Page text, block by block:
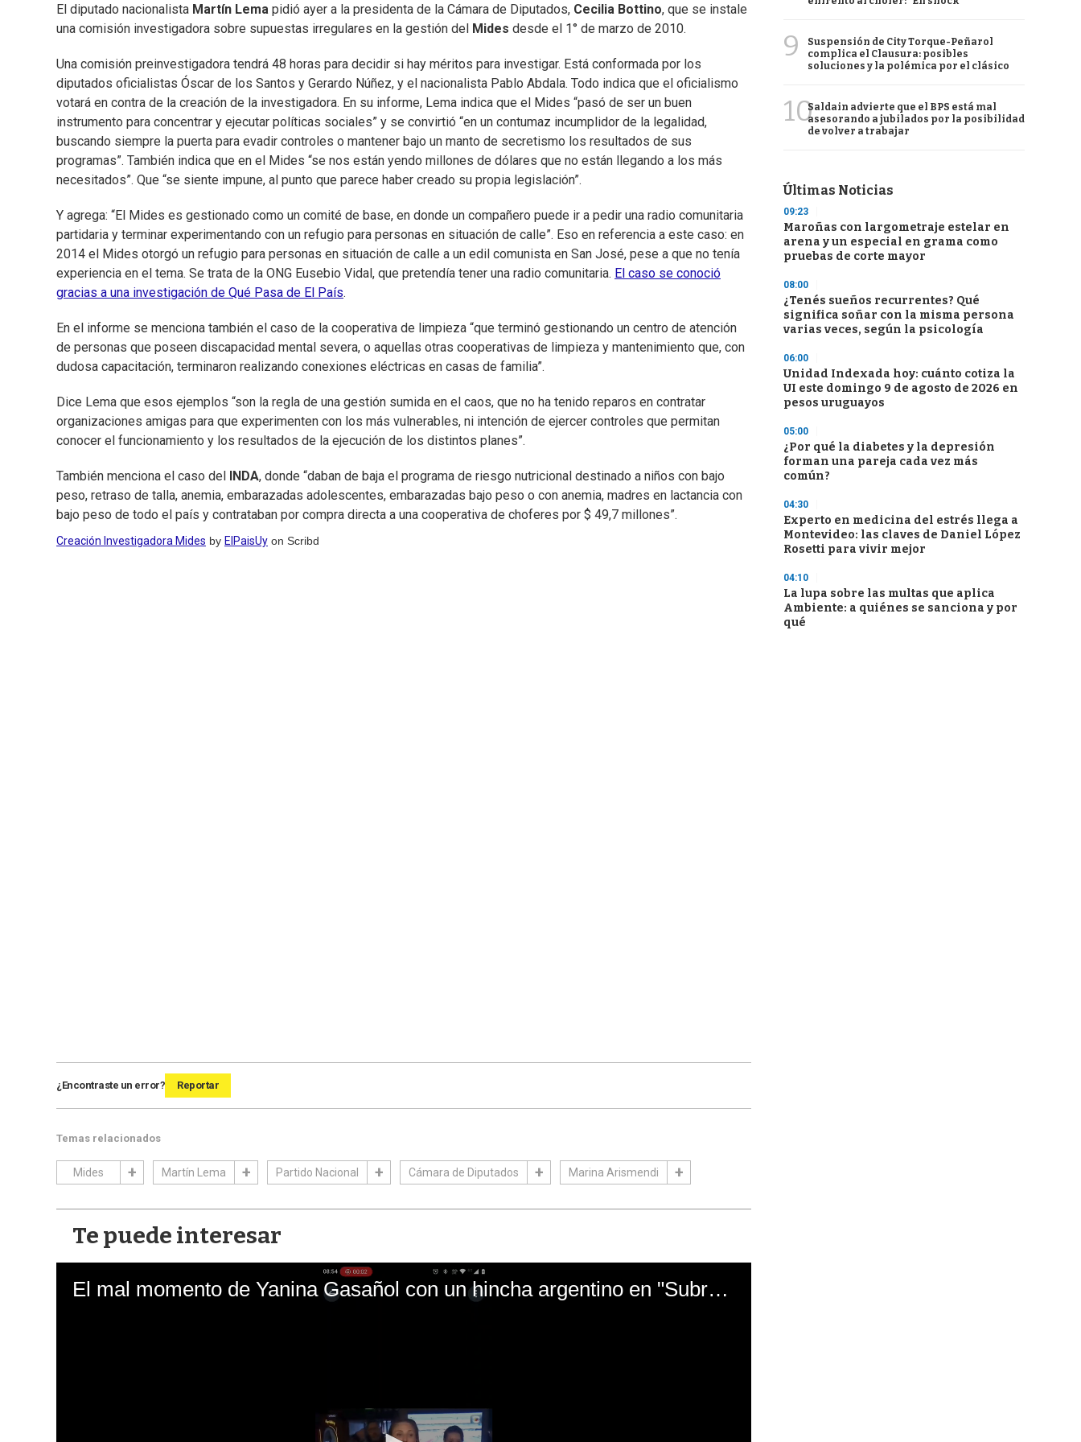
El diputado nacionalista Martín Lema pidió ayer a la presidenta de la Cámara de Diputados, Cecilia Bottino, que se instale
una comisión investigadora sobre supuestas irregulares en la gestión del
Mides desde el 1° de marzo de 2010.
Una comisión preinvestigadora tendrá 48 horas para decidir si hay méritos para investigar. Está conformada por los
diputados oficialistas Óscar de los Santos y Gerardo Núñez, y el nacionalista Pablo Abdala. Todo indica que el oficialismo
votará en contra de la creación de la investigadora. En su informe, Lema indica que el Mides “pasó de ser un buen
instrumento para concentrar y ejecutar políticas sociales” y se convirtió “en un contumaz incumplidor de la legalidad,
buscando siempre la puerta para evadir controles o mantener bajo un manto de secretismo los resultados de sus
programas”. También indica que en el Mides “se nos están yendo millones de dólares que no están llegando a los más
necesitados”. Que “se siente impune, al punto que parece haber creado su propia legislación”.
Y agrega: “El Mides es gestionado como un comité de base, en donde un compañero puede ir a pedir una radio comunitaria
partidaria y terminar experimentando con un refugio para personas en situación de calle”. Eso en referencia a este caso: en
2014 el Mides otorgó un refugio para personas en situación de calle a un edil comunista en San José, pese a que no tenía
experiencia en el tema. Se trata de la ONG Eusebio Vidal, que pretendía tener una radio comunitaria. El caso se conoció
gracias a una investigación de Qué Pasa de El País.
En el informe se menciona también el caso de la cooperativa de limpieza “que terminó gestionando un centro de atención
de personas que poseen discapacidad mental severa, o aquellas otras cooperativas de limpieza y mantenimiento que, con
dudosa capacitación, terminaron realizando conexiones eléctricas en casas de familia”.
Dice Lema que esos ejemplos “son la regla de una gestión sumida en el caos, que no ha tenido reparos en contratar
organizaciones amigas para que experimenten con los más vulnerables, ni intención de ejercer controles que permitan
conocer el funcionamiento y los resultados de la ejecución de los distintos planes”.
También menciona el caso del INDA, donde “daban de baja el programa de riesgo nutricional destinado a niños con bajo
peso, retraso de talla, anemia, embarazadas adolescentes, embarazadas bajo peso o con anemia, madres en lactancia con
bajo peso de todo el país y contrataban por compra directa a una cooperativa de choferes por $ 49,7 millones”.
Creación Investigadora Mides by ElPaisUy on Scribd
¿Encontraste un error? Reportar
Temas relacionados
Mides Martín Lema Partido Nacional Cámara de Diputados Marina Arismendi
Te puede interesar
El mal momento de Yanina Gasañol con un hincha argentino en "Subrayado"
9
Suspensión de City Torque-Peñarol
complica el Clausura: posibles
soluciones y la polémica por el clásico
10Saldain advierte que el BPS está mal
asesorando a jubilados por la posibilidad
de volver a trabajar
Últimas Noticias
09:23
Maroñas con largometraje estelar en
arena y un especial en grama como
pruebas de corte mayor
08:00
¿Tenés sueños recurrentes? Qué
significa soñar con la misma persona
varias veces, según la psicología
06:00
Unidad Indexada hoy: cuánto cotiza la
UI este domingo 9 de agosto de 2026 en
pesos uruguayos
05:00
¿Por qué la diabetes y la depresión
forman una pareja cada vez más
común?
04:30
Experto en medicina del estrés llega a
Montevideo: las claves de Daniel López
Rosetti para vivir mejor
04:10
La lupa sobre las multas que aplica
Ambiente: a quiénes se sanciona y por
qué